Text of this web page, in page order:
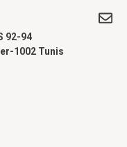
92-94
1002 Tunis